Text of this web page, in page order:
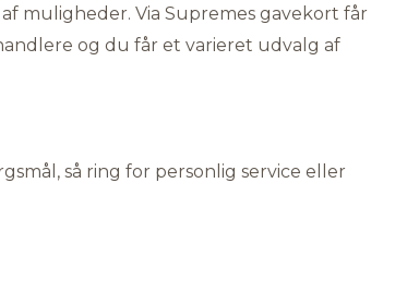
muligheder. Via Supremes gavekort får
og du får et varieret udvalg af
så ring for personlig service eller